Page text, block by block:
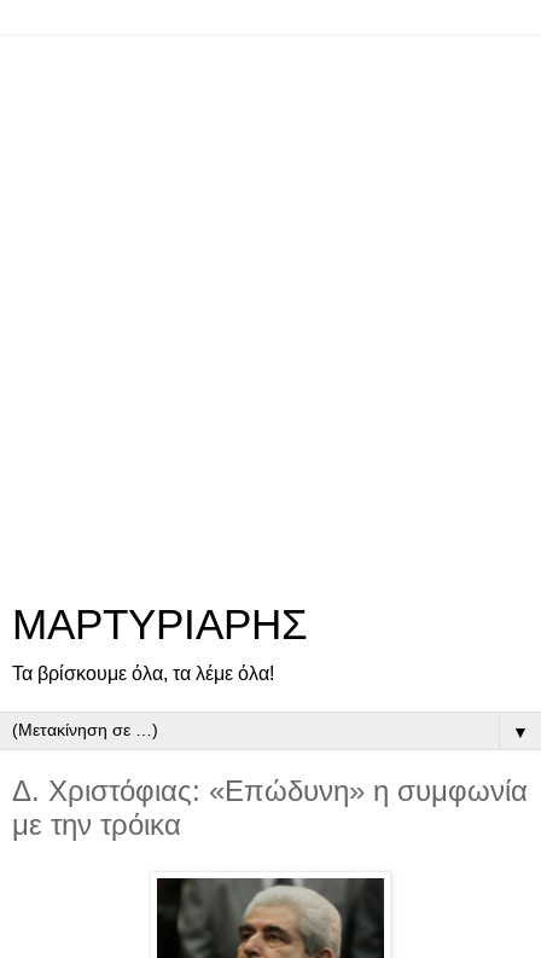
ΜΑΡΤΥΡΙΑΡΗΣ
Τα βρίσκουμε όλα, τα λέμε όλα!
▼
Δ. Χριστόφιας: «Επώδυνη» η συμφωνία
με την τρόικα